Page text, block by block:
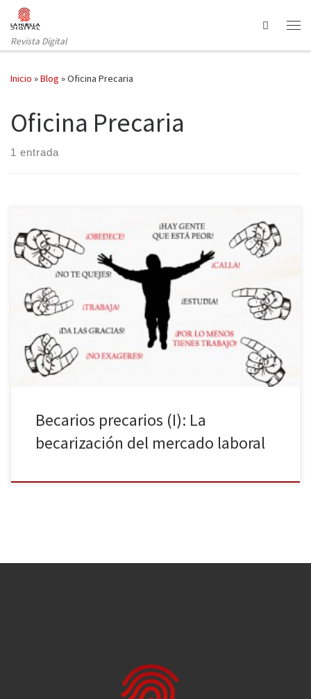
Saltar al contenido
Revista Digital
Search
Inicio »Blog »Oficina Precaria
Oficina Precaria
1 entrada
Ante la falta de empleo y la precariedad del mercado laboral
muchos y muchas jóvenes tituladas están teniendo que abandonar
el país para encontrar una oportunidad allá donde les dejen
desarrollarse profesionalmente. Mientras tanto, en España, otros
tantos luchan por hacerse hueco en un mercado colapsado en el
que las […]
Becarios precarios (I): La
becarización del mercado laboral